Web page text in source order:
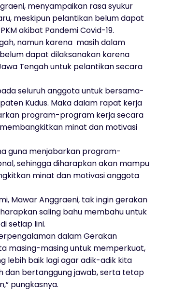
menyampaikan rasa syukur
meskipun pelantikan belum dapat
akibat Pandemi Covid-19.
namun karena masih dalam
dapat dilaksanakan karena
Tengah untuk pelantikan secara
seluruh anggota untuk bersama-
Kudus. Maka dalam rapat kerja
program-program kerja secara
minat dan motivasi
guna menjabarkan program-
sehingga diharapkan akan mampu
minat dan motivasi anggota
Mawar Anggraeni, tak ingin gerakan
saling bahu membahu untuk
setiap lini.
dalam Gerakan
masing-masing untuk memperkuat,
lebih baik lagi agar adik-adik kita
dan bertanggung jawab, serta tetap
pungkasnya.